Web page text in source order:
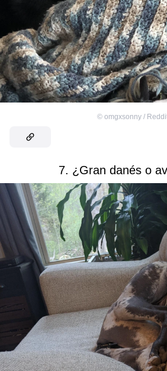
© omgxsonny /
7. ¿Gran danés o